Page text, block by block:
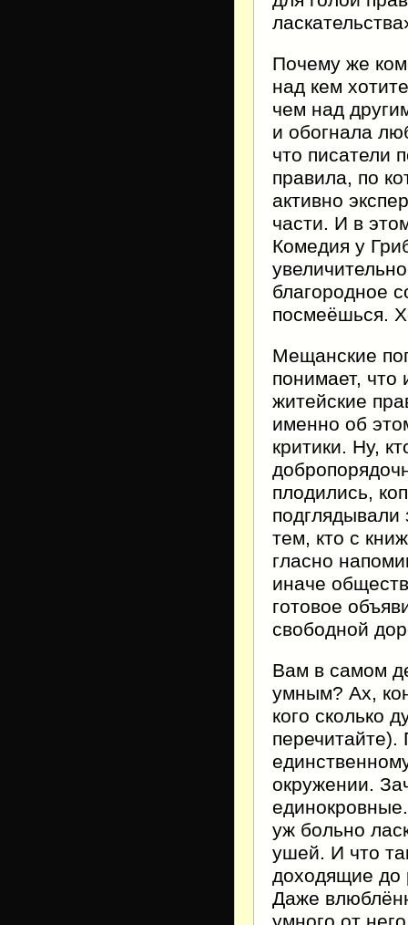
Почему же
над кем
чем над
и обогнала
что писатели
правила, по
активно
части. И в
Комедия у
благородное
посмеёшься.
Мещанские
понимает, что
житейские
именно об
критики. Ну,
плодились,
подглядывали
тем, кто с
гласно
иначе
готовое
свободной
Вам в самом
умным? Ах,
кого сколько
окружении.
уж больно
ушей. И что
доходящие до
Даже